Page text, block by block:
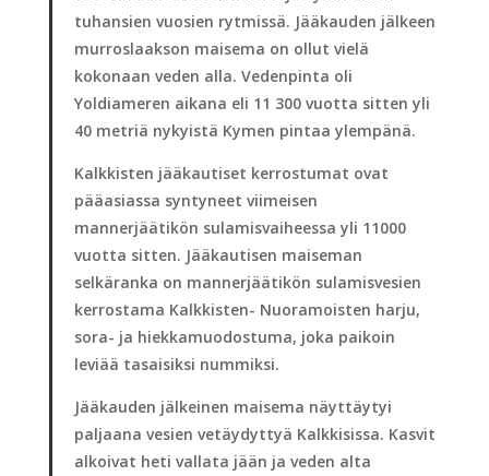
tuhansien vuosien rytmissä. Jääkauden jälkeen
murroslaakson maisema on ollut vielä
kokonaan veden alla. Vedenpinta oli
Yoldiameren aikana eli 11 300 vuotta sitten yli
40 metriä nykyistä Kymen pintaa ylempänä.
Kalkkisten jääkautiset kerrostumat ovat
pääasiassa syntyneet viimeisen
mannerjäätikön sulamisvaiheessa yli 11000
vuotta sitten. Jääkautisen maiseman
selkäranka on mannerjäätikön sulamisvesien
kerrostama Kalkkisten- Nuoramoisten harju,
sora- ja hiekkamuodostuma, joka paikoin
leviää tasaisiksi nummiksi.
Jääkauden jälkeinen maisema näyttäytyi
paljaana vesien vetäydyttyä Kalkkisissa. Kasvit
alkoivat heti vallata jään ja veden alta